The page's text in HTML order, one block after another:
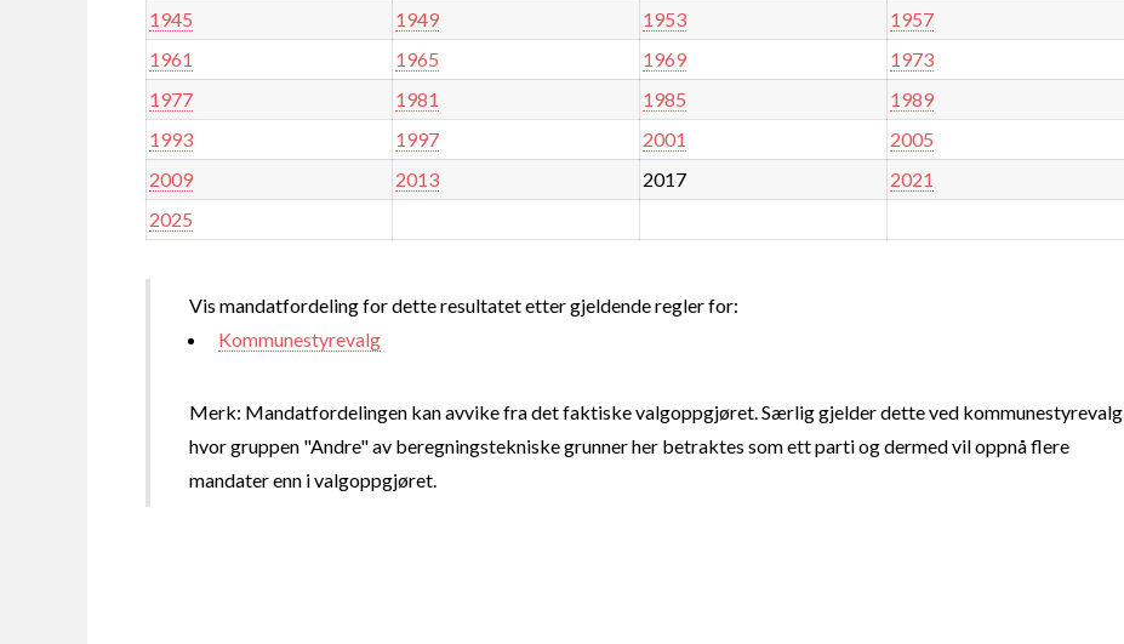
1945 1949 1953
1957
1961
1965 1969
1973
1977
1981 1985
1989
1993
1997 2001
2005
2009
2013 2017
2021
2025
Vis mandatfordeling for dette resultatet etter gjeldende regler for:
Kommunestyrevalg
Merk: Mandatfordelingen kan avvike fra det faktiske valgoppgjøret. Særlig gjelder dette ved kommunestyrevalg,
hvor gruppen "Andre" av beregningstekniske grunner her betraktes som ett parti og dermed vil oppnå flere
mandater enn i valgoppgjøret.